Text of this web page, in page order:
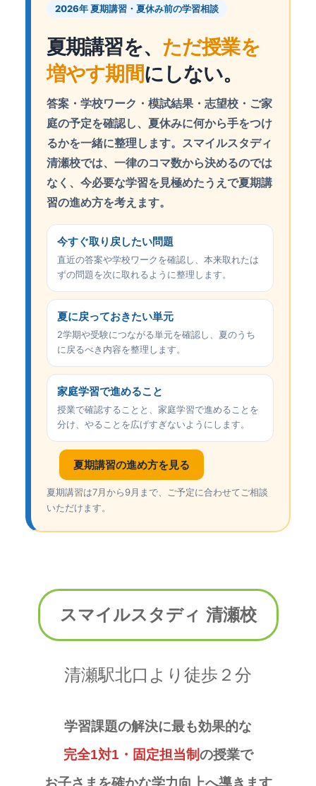
2026年 夏期講習・夏休み前の学習相談
夏期講習を、 ただ授業を
増やす期間にしない。
答案・学校ワーク・模試結果・志望校・ご家
庭の予定を確認し、夏休みに何から手をつけ
るかを一緒に整理します。スマイルスタディ
清瀬校では、一律のコマ数から決めるのでは
なく、今必要な学習を見極めたうえで夏期講
習の進め方を考えます。
今すぐ取り戻したい問題
直近の答案や学校ワークを確認し、本来取れたは
ずの問題を次に取れるように整理します。
夏に戻っておきたい単元
2学期や受験につながる単元を確認し、夏のうち
に戻るべき内容を整理します。
家庭学習で進めること
授業で確認することと、家庭学習で進めることを
分け、やることを広げすぎないようにします。
夏期講習の進め方を見る
夏期講習は7月から9月まで、ご予定に合わせてご相談
いただけます。
スマイルスタディ 清瀬校
清瀬駅北口より徒歩２分
学習課題の解決に最も効果的な
完全1対1・固定担当制の授業で
お子さまを確かな学力向上へ導きます